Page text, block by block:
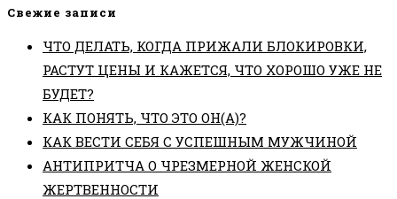
Свежие записи
ЧТО ДЕЛАТЬ, КОГДА ПРИЖАЛИ БЛОКИРОВКИ,
РАСТУТ ЦЕНЫ И КАЖЕТСЯ, ЧТО ХОРОШО УЖЕ НЕ
БУДЕТ?
КАК ПОНЯТЬ, ЧТО ЭТО ОН(А)?
КАК ВЕСТИ СЕБЯ С УСПЕШНЫМ МУЖЧИНОЙ
АНТИПРИТЧА О ЧРЕЗМЕРНОЙ ЖЕНСКОЙ
ЖЕРТВЕННОСТИ